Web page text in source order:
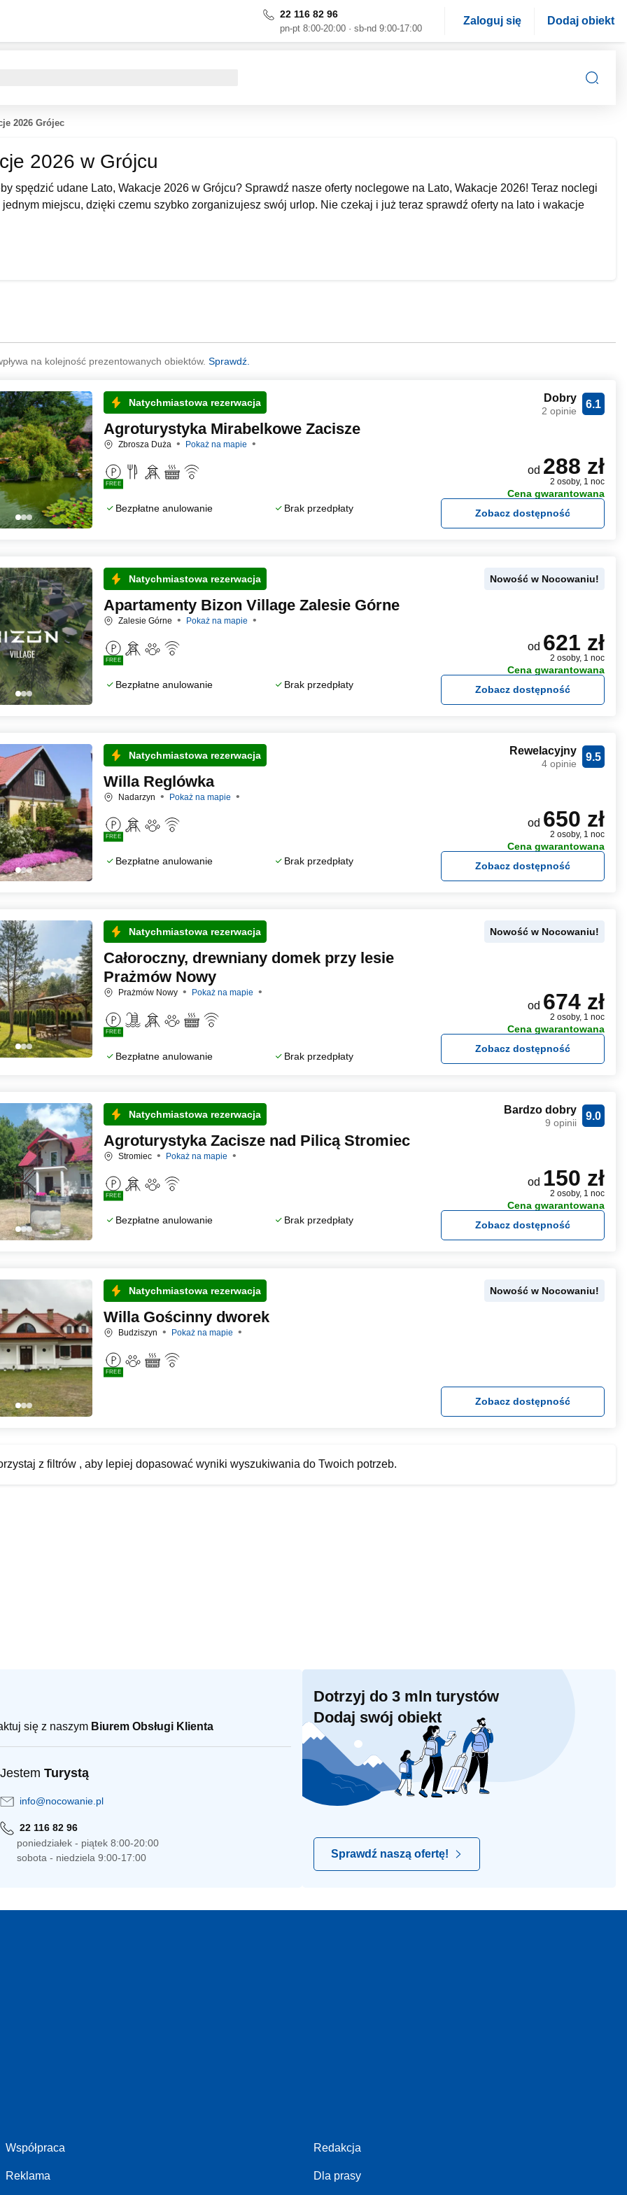
22 116 82 96
pn-pt 8:00-20:00 · sb-nd 9:00-17:00
Zaloguj się Dodaj obiekt
2026 Grójec
2026 w Grójcu
spędzić udane Lato, Wakacje 2026 w Grójcu? Sprawdź nasze oferty noclegowe na Lato, Wakacje 2026! Teraz noclegi
miejscu, dzięki czemu szybko zorganizujesz swój urlop. Nie czekaj i już teraz sprawdź oferty na lato i wakacje
na kolejność prezentowanych obiektów. Sprawdź.
Natychmiastowa rezerwacja
Agroturystyka Mirabelkowe Zacisze
Zbrosza Duża Pokaż na mapie
FREE
Bezpłatne anulowanie Brak przedpłaty
6.1
Dobry
2 opinie
od 288 zł
2 osoby, 1 noc
Cena gwarantowana
Zobacz dostępność
Natychmiastowa rezerwacja
Apartamenty Bizon Village Zalesie Górne
Zalesie Górne Pokaż na mapie
FREE
Bezpłatne anulowanie Brak przedpłaty
Nowość w Nocowaniu!
od 621 zł
2 osoby, 1 noc
Cena gwarantowana
Zobacz dostępność
Natychmiastowa rezerwacja
Willa Reglówka
Nadarzyn Pokaż na mapie
FREE
Bezpłatne anulowanie Brak przedpłaty
9.5
Rewelacyjny
4 opinie
od 650 zł
2 osoby, 1 noc
Cena gwarantowana
Zobacz dostępność
Natychmiastowa rezerwacja
Całoroczny, drewniany domek przy lesie
Prażmów Nowy
Prażmów Nowy Pokaż na mapie
FREE
Bezpłatne anulowanie Brak przedpłaty
Nowość w Nocowaniu!
od 674 zł
2 osoby, 1 noc
Cena gwarantowana
Zobacz dostępność
Natychmiastowa rezerwacja
Agroturystyka Zacisze nad Pilicą Stromiec
Stromiec Pokaż na mapie
FREE
Bezpłatne anulowanie Brak przedpłaty
9.0
Bardzo dobry
9 opinii
od 150 zł
2 osoby, 1 noc
Cena gwarantowana
Zobacz dostępność
Natychmiastowa rezerwacja
Willa Gościnny dworek
Budziszyn Pokaż na mapie
FREE
Nowość w Nocowaniu!
Zobacz dostępność
z filtrów , aby lepiej dopasować wyniki wyszukiwania do Twoich potrzeb.
się z naszym Biurem Obsługi Klienta
Jestem Turystą
info@nocowanie.pl
22 116 82 96
poniedziałek - piątek 8:00-20:00
sobota - niedziela 9:00-17:00
Dotrzyj do 3 mln turystów
Dodaj swój obiekt
Sprawdź naszą ofertę!
Współpraca
Reklama
Redakcja
Dla prasy